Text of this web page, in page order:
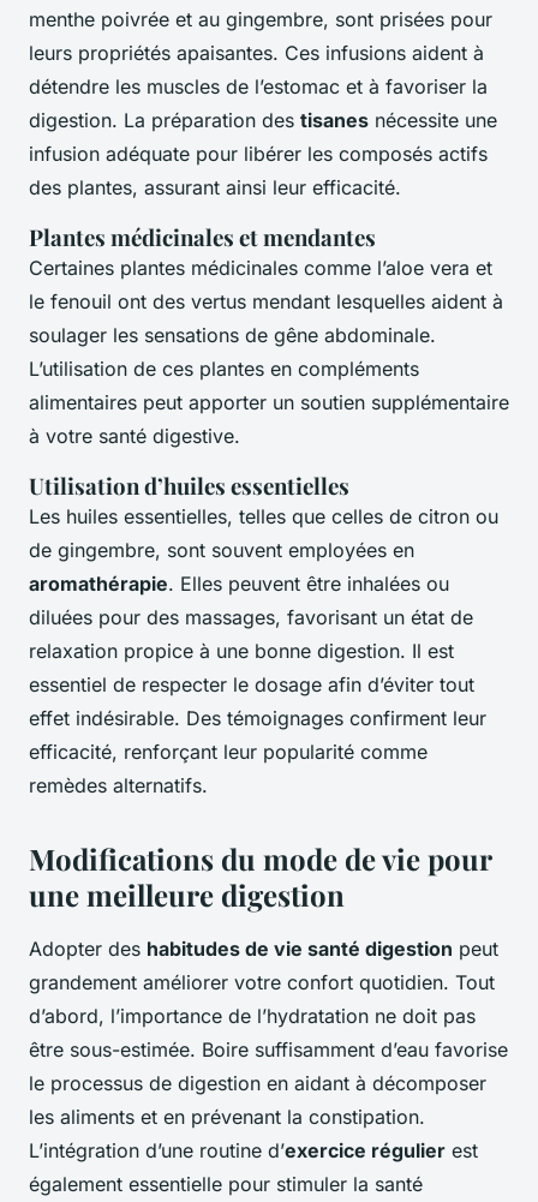
menthe poivrée et au gingembre, sont prisées pour
leurs propriétés apaisantes. Ces infusions aident à
détendre les muscles de l’estomac et à favoriser la
digestion. La préparation des tisanes nécessite une
infusion adéquate pour libérer les composés actifs
des plantes, assurant ainsi leur efficacité.
Plantes médicinales et mendantes
Certaines plantes médicinales comme l’aloe vera et
le fenouil ont des vertus mendant lesquelles aident à
soulager les sensations de gêne abdominale.
L’utilisation de ces plantes en compléments
alimentaires peut apporter un soutien supplémentaire
à votre santé digestive.
Utilisation d’huiles essentielles
Les huiles essentielles, telles que celles de citron ou
de gingembre, sont souvent employées en
aromathérapie. Elles peuvent être inhalées ou
diluées pour des massages, favorisant un état de
relaxation propice à une bonne digestion. Il est
essentiel de respecter le dosage afin d’éviter tout
effet indésirable. Des témoignages confirment leur
efficacité, renforçant leur popularité comme
remèdes alternatifs.
Modifications du mode de vie pour
une meilleure digestion
Adopter des habitudes de vie santé digestion peut
grandement améliorer votre confort quotidien. Tout
d’abord, l’importance de l’hydratation ne doit pas
être sous-estimée. Boire suffisamment d’eau favorise
le processus de digestion en aidant à décomposer
les aliments et en prévenant la constipation.
L’intégration d’une routine d’exercice régulier est
également essentielle pour stimuler la santé